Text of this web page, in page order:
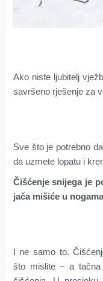
Ako niste ljubitelj
savršeno rješenje za
Sve što je potrebno
da uzmete lopatu i
Čišćenje snijega je
jača mišiće u
I ne samo to.
što mislite – a tačna